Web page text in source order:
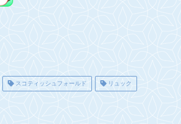
スコティッシュフォールド リュック